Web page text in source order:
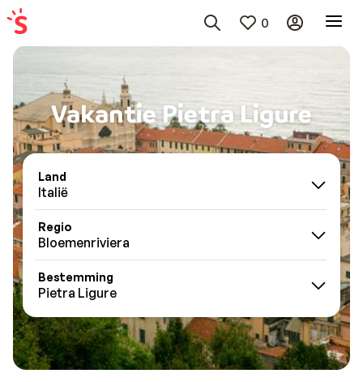
0
Vakantie Pietra Ligure
Land
Italië
Regio
Bloemenriviera
Bestemming
Pietra Ligure